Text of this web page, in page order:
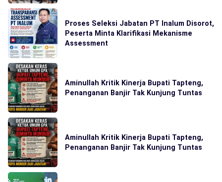
Proses Seleksi Jabatan PT Inalum Disorot,
Peserta Minta Klarifikasi Mekanisme
Assessment
Aminullah Kritik Kinerja Bupati Tapteng,
Penanganan Banjir Tak Kunjung Tuntas
Aminullah Kritik Kinerja Bupati Tapteng,
Penanganan Banjir Tak Kunjung Tuntas